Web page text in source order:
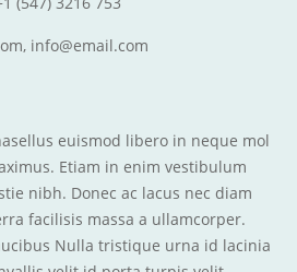
info@email.com
euismod libero in neque mol
Etiam in enim vestibulum
nibh. Donec ac lacus nec diam
facilisis massa a ullamcorper.
Nulla tristique urna id lacinia